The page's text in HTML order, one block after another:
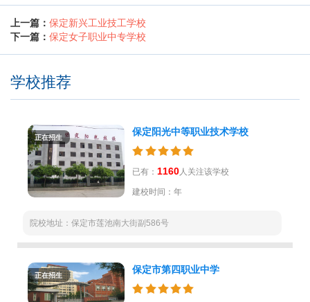
上一篇： 保定新兴工业技工学校
下一篇： 保定女子职业中专学校
学校推荐
正在招生
保定阳光中等职业技术学校
已有： 1160人关注该学校
建校时间：年
院校地址：保定市莲池南大街副586号
正在招生
保定市第四职业中学